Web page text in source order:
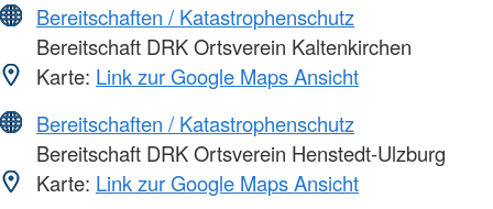
Bereitschaften / Katastrophenschutz
Bereitschaft DRK Ortsverein Kaltenkirchen
Karte: Link zur Google Maps Ansicht
Bereitschaften / Katastrophenschutz
Bereitschaft DRK Ortsverein Henstedt-Ulzburg
Karte: Link zur Google Maps Ansicht